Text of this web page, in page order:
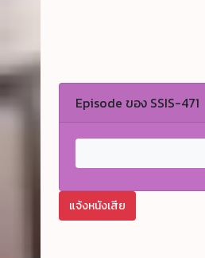
Episode ของ SSIS-471
แจ้งหนังเสีย